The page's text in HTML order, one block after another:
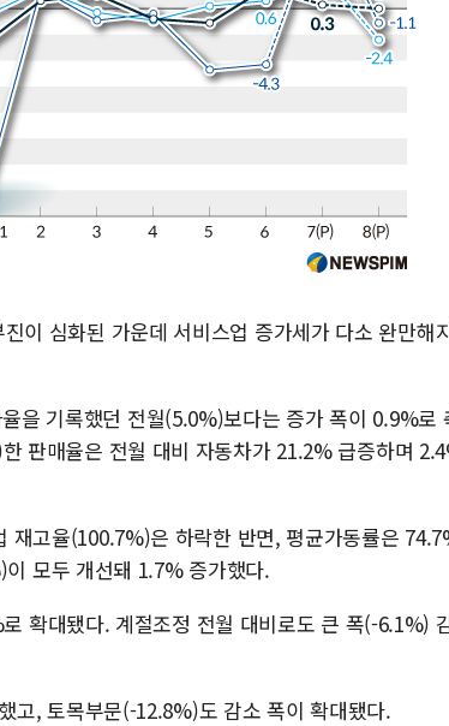
이 심화된 가운데 서비스업 증가세가 다소 완만해
을 기록했던 전월(5.0%)보다는 증가 폭이 0.9%로
판매율은 전월 대비 자동차가 21.2% 급증하며
재고율(100.7%)은 하락한 반면, 평균가동률은
모두 개선돼 1.7% 증가했다.
확대됐다. 계절조정 전월 대비로도 큰 폭(-6.1%)
고, 토목부문(-12.8%)도 감소 폭이 확대됐다.